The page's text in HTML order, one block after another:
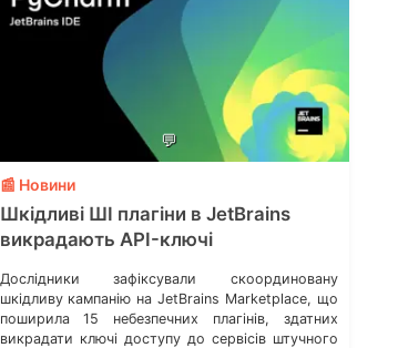
💬
📰 Новини
Шкідливі ШІ плагіни в JetBrains
викрадають API-ключі
Дослідники зафіксували скоординовану
шкідливу кампанію на JetBrains Marketplace, що
поширила 15 небезпечних плагінів, здатних
викрадати ключі доступу до сервісів штучного